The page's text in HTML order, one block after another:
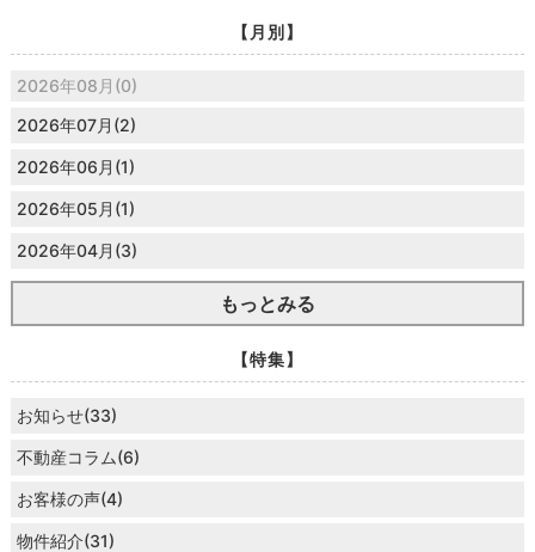
【月別】
2026年08月(0)
2026年07月(2)
2026年06月(1)
2026年05月(1)
2026年04月(3)
もっとみる
【特集】
お知らせ(33)
不動産コラム(6)
お客様の声(4)
物件紹介(31)